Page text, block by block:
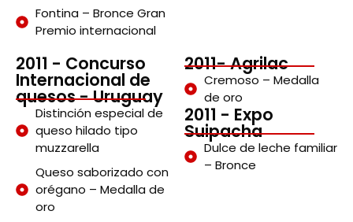
Fontina – Bronce Gran
Premio internacional
2011 - Concurso
Internacional de
quesos - Uruguay
Distinción especial de
queso hilado tipo
muzzarella
Queso saborizado con
orégano – Medalla de
oro
2011- Agrilac
Cremoso – Medalla
de oro
2011 - Expo
Suipacha
Dulce de leche familiar
– Bronce